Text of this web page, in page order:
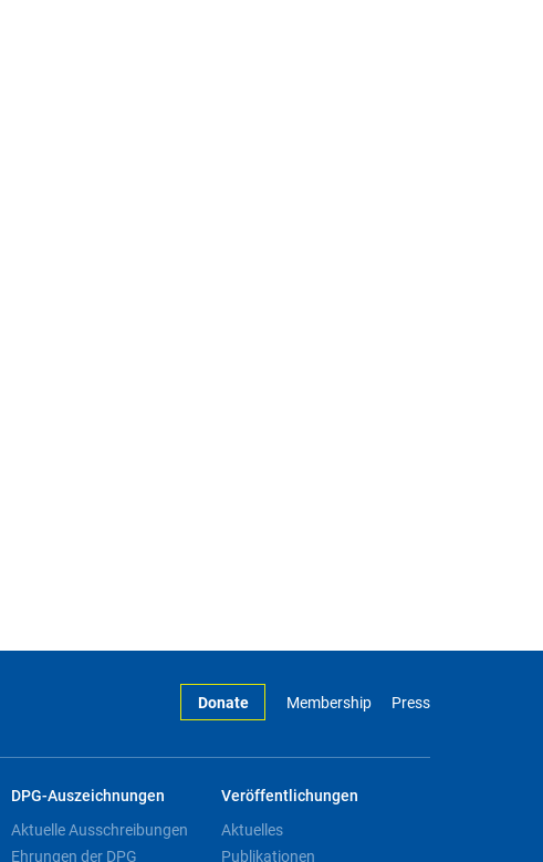
Donate Membership Press
DPG-Auszeichnungen
Aktuelle Ausschreibungen
Ehrungen der DPG
Veröffentlichungen
Aktuelles
Publikationen